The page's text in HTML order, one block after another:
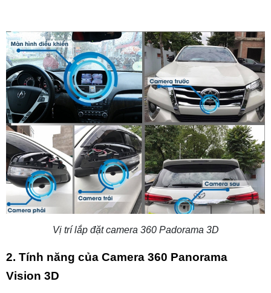
Vị trí lắp đặt camera 360 Padorama 3D
2. Tính năng của Camera 360 Panorama
Vision 3D